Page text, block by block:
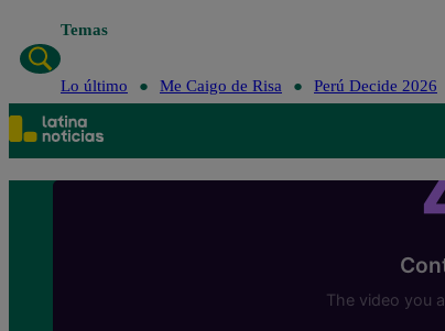
Temas
Lo último Me Caigo de Risa Perú Decide 2026